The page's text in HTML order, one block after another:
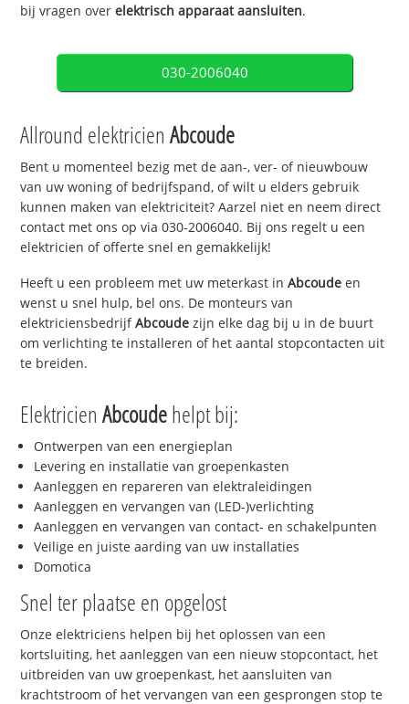
bij vragen overelektrisch apparaat aansluiten.
030-2006040
Allround elektricienAbcoude
Bent u momenteel bezig met de aan-, ver- of nieuwbouw
van uw woning of bedrijfspand, of wilt u elders gebruik
kunnen maken van elektriciteit? Aarzel niet en neem direct
contact met ons op via 030-2006040. Bij ons regelt u een
elektricien of offerte snel en gemakkelijk!
Heeft u een probleem met uw meterkast inAbcoude en
wenst u snel hulp, bel ons. De monteurs van
elektriciensbedrijfAbcoude zijn elke dag bij u in de buurt
om verlichting te installeren of het aantal stopcontacten uit
te breiden.
ElektricienAbcoudehelpt bij:
Ontwerpen van een energieplan
Levering en installatie van groepenkasten
Aanleggen en repareren van elektraleidingen
Aanleggen en vervangen van (LED-)verlichting
Aanleggen en vervangen van contact- en schakelpunten
Veilige en juiste aarding van uw installaties
Domotica
Snel ter plaatse en opgelost
Onze elektriciens helpen bij het oplossen van een
kortsluiting, het aanleggen van een nieuw stopcontact, het
uitbreiden van uw groepenkast, het aansluiten van
krachtstroom of het vervangen van een gesprongen stop te